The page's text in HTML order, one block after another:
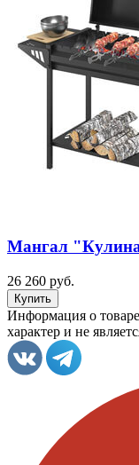
Мангал
26 260 руб.
Информация о
характер и не